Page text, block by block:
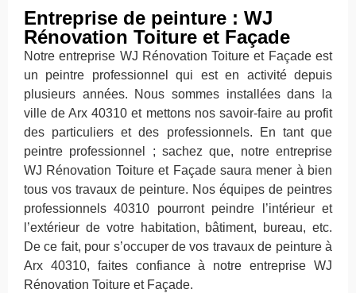
Entreprise de peinture : WJ
Rénovation Toiture et Façade
Notre entreprise WJ Rénovation Toiture et Façade est
un peintre professionnel qui est en activité depuis
plusieurs années. Nous sommes installées dans la
ville de Arx 40310 et mettons nos savoir-faire au profit
des particuliers et des professionnels. En tant que
peintre professionnel ; sachez que, notre entreprise
WJ Rénovation Toiture et Façade saura mener à bien
tous vos travaux de peinture. Nos équipes de peintres
professionnels 40310 pourront peindre l’intérieur et
l’extérieur de votre habitation, bâtiment, bureau, etc.
De ce fait, pour s’occuper de vos travaux de peinture à
Arx 40310, faites confiance à notre entreprise WJ
Rénovation Toiture et Façade.